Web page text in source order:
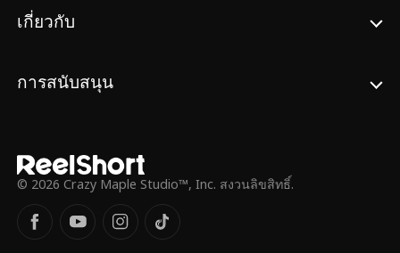
เกี่ยวกับ
การสนับสนุน
© 2026 Crazy Maple Studio™, Inc. สงวนลิขสิทธิ์.